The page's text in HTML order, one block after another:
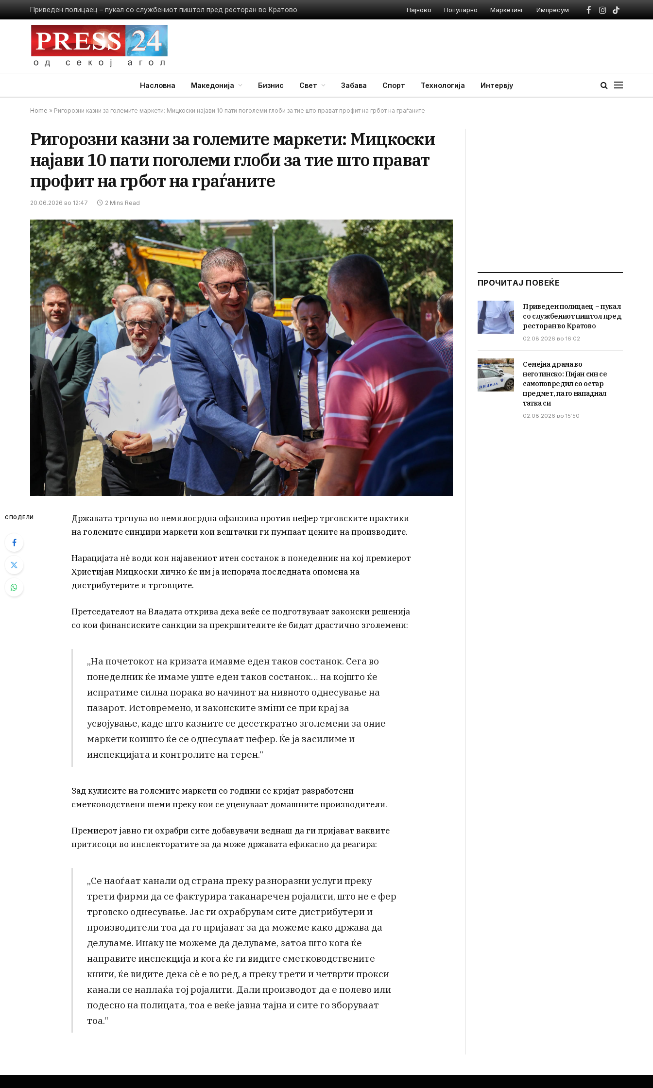
Приведен полицаец – пукал со службениот пиштол пред ресторан во Кратово Најново Популарно Маркетинг Импресум
Facebook
Instagram
TikTok
Насловна Македонија Бизнис Свет Забава Спорт Технологија Интервју
Home » Ригорозни казни за големите маркети: Мицкоски најави 10 пати поголеми глоби за тие што прават профит на грбот на граѓаните
Ригорозни казни за големите маркети: Мицкоски
најави 10 пати поголеми глоби за тие што прават
профит на грбот на граѓаните
20.06.2026 во 12:47 2 Mins Read
СПОДЕЛИ
Државата тргнува во немилосрдна офанзива против нефер трговските практики
на големите синџири маркети кои вештачки ги пумпаат цените на производите.
Нарацијата нѐ води кон најавениот итен состанок в понеделник на кој премиерот
Христијан Мицкоски лично ќе им ја испорача последната опомена на
дистрибутерите и трговците.
Претседателот на Владата открива дека веќе се подготвуваат законски решенија
со кои финансиските санкции за прекршителите ќе бидат драстично зголемени:
„На почетокот на кризата имавме еден таков состанок. Сега во
понеделник ќе имаме уште еден таков состанок… на којшто ќе
испратиме силна порака во начинот на нивното однесување на
пазарот. Истовремено, и законските зміни се при крај за
усвојување, каде што казните се десеткратно зголемени за оние
маркети коишто ќе се однесуваат нефер. Ќе ја засилиме и
инспекцијата и контролите на терен.“
Зад кулисите на големите маркети со години се кријат разработени
сметководствени шеми преку кои се уценуваат домашните производители.
Премиерот јавно ги охрабри сите добавувачи веднаш да ги пријават ваквите
притисоци во инспекторатите за да може државата ефикасно да реагира:
„Се наоѓаат канали од страна преку разноразни услуги преку
трети фирми да се фактурира таканаречен ројалити, што не е фер
трговско однесување. Јас ги охрабрувам сите дистрибутери и
производители тоа да го пријават за да можеме како држава да
делуваме. Инаку не можеме да делуваме, затоа што кога ќе
направите инспекција и кога ќе ги видите сметководствените
книги, ќе видите дека сѐ е во ред, а преку трети и четврти прокси
канали се наплаќа тој ројалити. Дали производот да е полево или
подесно на полицата, тоа е веќе јавна тајна и сите го зборуваат
тоа.“
ПРОЧИТАЈ ПОВЕЌЕ
Приведен полицаец – пукал
со службениот пиштол пред
ресторан во Кратово
02.08.2026 во 16:02
Семејна драма во
неготинско: Пијан син се
самоповредил со остар
предмет, па го нападнал
татка си
02.08.2026 во 15:50